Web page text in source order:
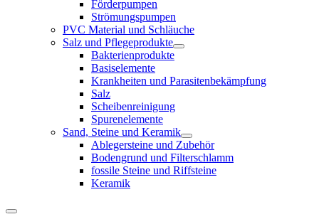
Förderpumpen
Strömungspumpen
PVC Material und Schläuche
Salz und Pflegeprodukte
Bakterienprodukte
Basiselemente
Krankheiten und Parasitenbekämpfung
Salz
Scheibenreinigung
Spurenelemente
Sand, Steine und Keramik
Ablegersteine und Zubehör
Bodengrund und Filterschlamm
fossile Steine und Riffsteine
Keramik